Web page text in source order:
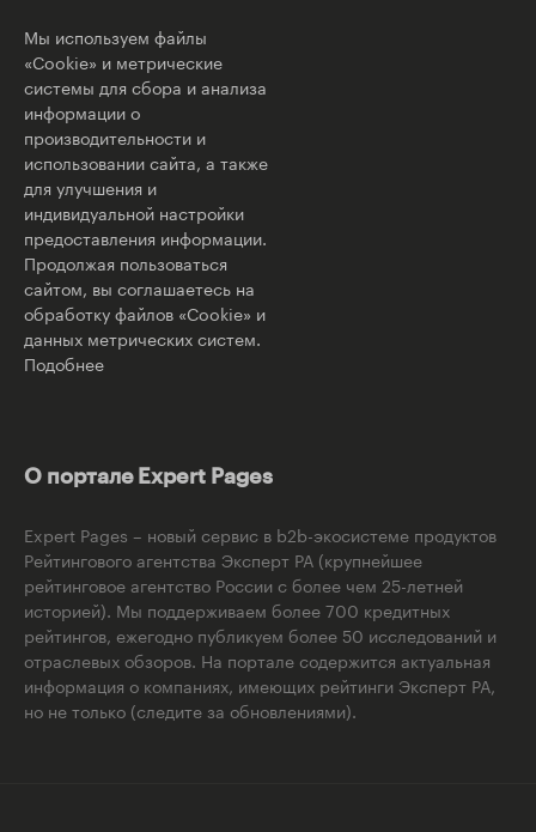
Мы используем файлы
«Cookie» и метрические
системы для сбора и анализа
информации о
производительности и
использовании сайта, а также
для улучшения и
индивидуальной настройки
предоставления информации.
Продолжая пользоваться
сайтом, вы соглашаетесь на
обработку файлов «Cookie» и
данных метрических систем.
Подобнее
О портале Expert Pages
Expert Pages – новый сервис в b2b-экосистеме продуктов
Рейтингового агентства Эксперт РА (крупнейшее
рейтинговое агентство России с более чем 25-летней
историей). Мы поддерживаем более 700 кредитных
рейтингов, ежегодно публикуем более 50 исследований и
отраслевых обзоров. На портале содержится актуальная
информация о компаниях, имеющих рейтинги Эксперт РА,
но не только (следите за обновлениями).